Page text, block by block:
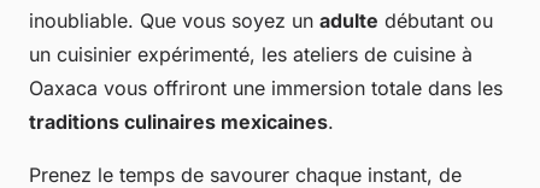
inoubliable. Que vous soyez un adulte débutant ou
un cuisinier expérimenté, les ateliers de cuisine à
Oaxaca vous offriront une immersion totale dans les
traditions culinaires mexicaines.
Prenez le temps de savourer chaque instant, de